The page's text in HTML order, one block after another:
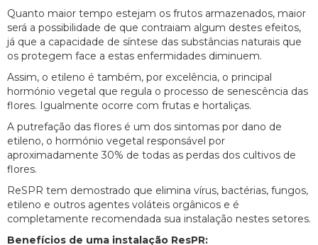
Quanto maior tempo estejam os frutos armazenados, maior
será a possibilidade de que contraiam algum destes efeitos,
já que a capacidade de síntese das substâncias naturais que
os protegem face a estas enfermidades diminuem.
Assim, o etileno é também, por excelência, o principal
hormónio vegetal que regula o processo de senescência das
flores. Igualmente ocorre com frutas e hortaliças.
A putrefação das flores é um dos sintomas por dano de
etileno, o hormónio vegetal responsável por
aproximadamente 30% de todas as perdas dos cultivos de
flores.
ReSPR tem demostrado que elimina vírus, bactérias, fungos,
etileno e outros agentes voláteis orgânicos e é
completamente recomendada sua instalação nestes setores.
Benefícios de uma instalação ResPR: